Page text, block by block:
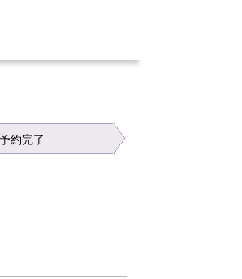
予約完了